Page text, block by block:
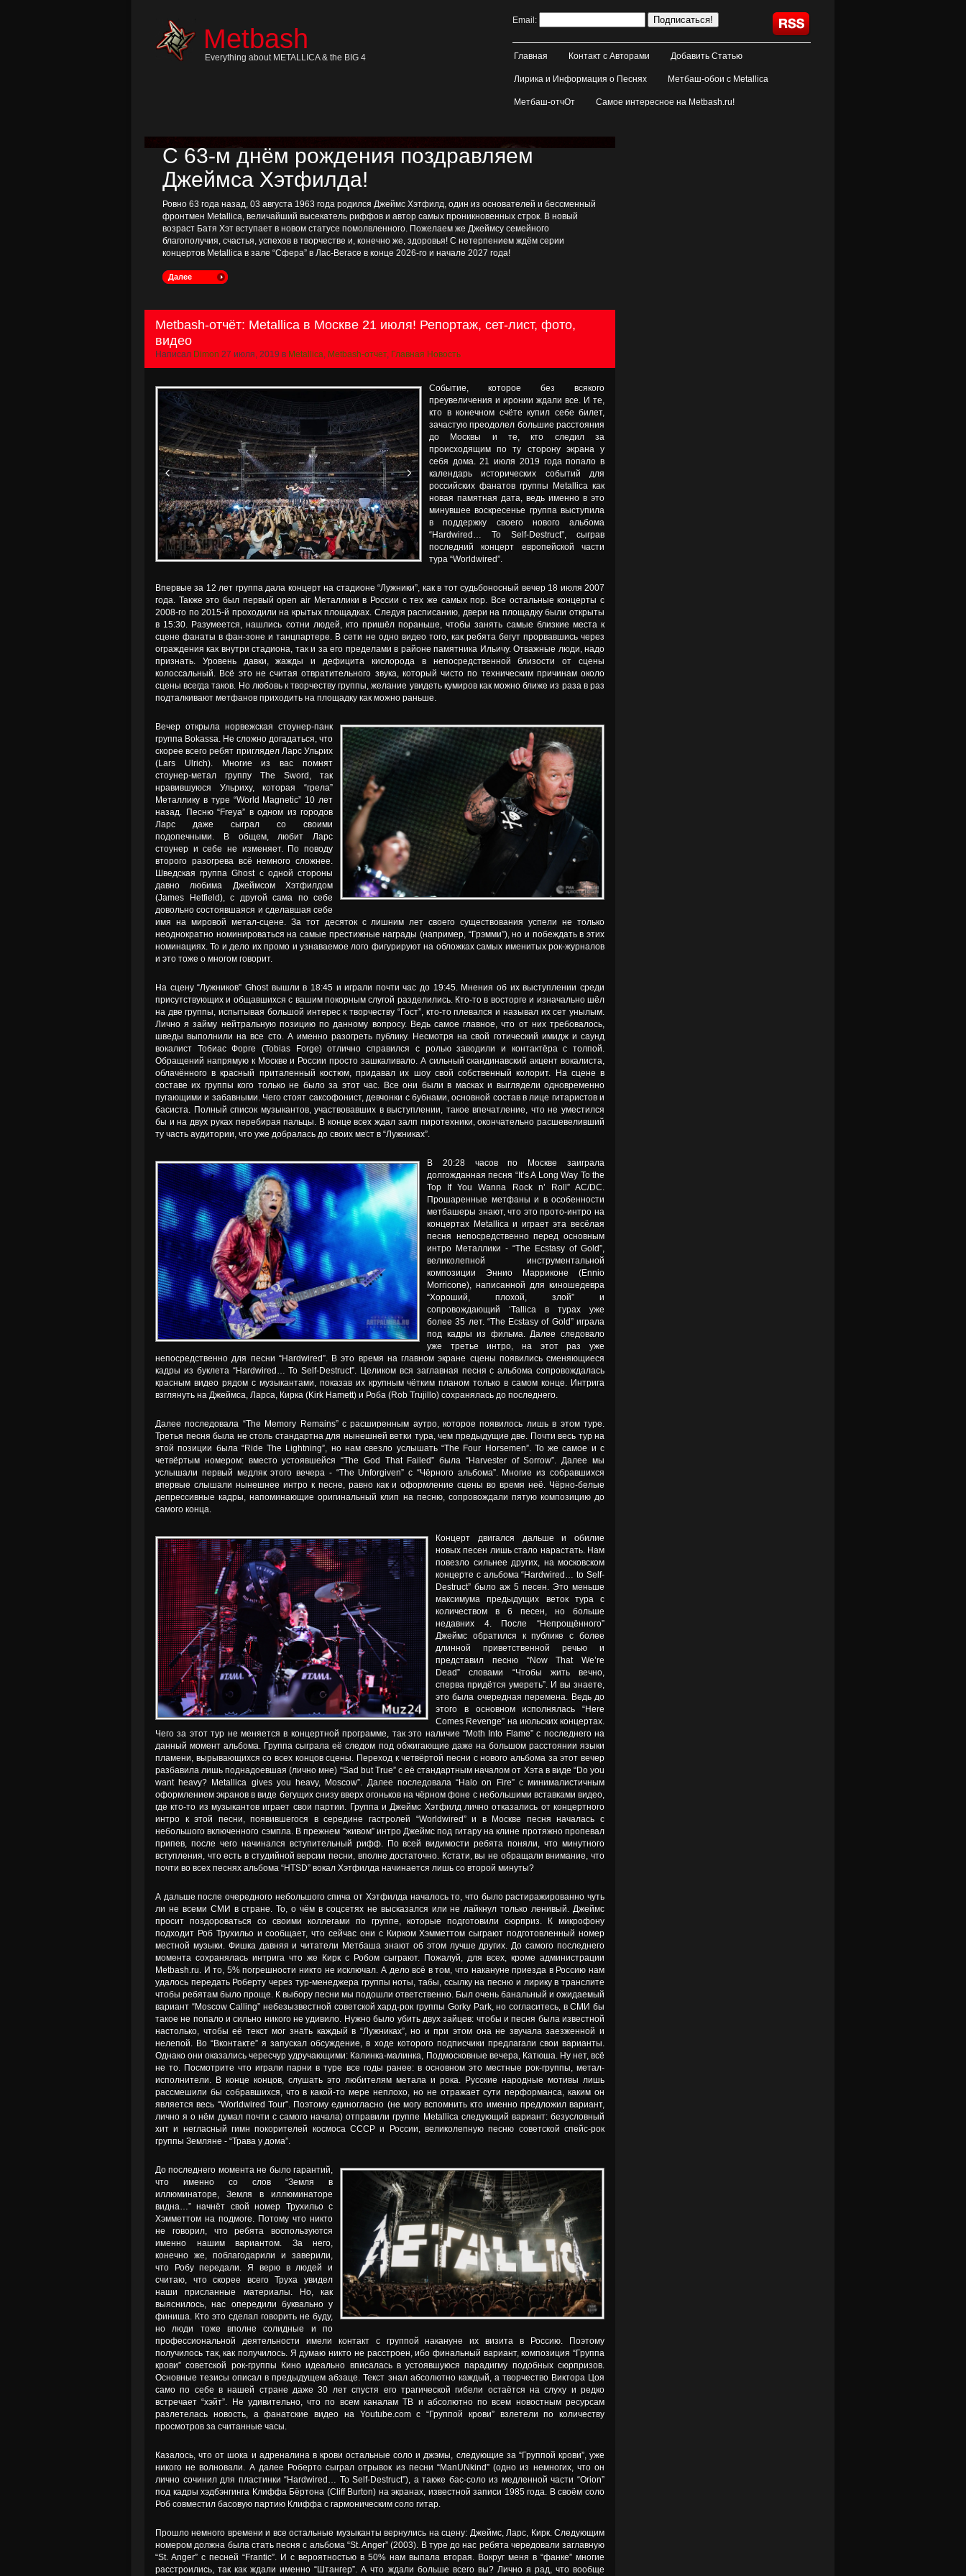
Metbash
Everything about METALLICA & the BIG 4
Email:
Главная Контакт с Авторами Добавить Статью
Лирика и Информация о Песнях Метбаш-обои с Metallica
Метбаш-отчОт Самое интересное на Metbash.ru!
С 63-м днём рождения поздравляем
Джеймса Хэтфилда!
Ровно 63 года назад, 03 августа 1963 года родился Джеймс Хэтфилд, один из основателей и бессменный
фронтмен Metallica, величайший высекатель риффов и автор самых проникновенных строк. В новый
возраст Батя Хэт вступает в новом статусе помолвленного. Пожелаем же Джеймсу семейного
благополучия, счастья, успехов в творчестве и, конечно же, здоровья! С нетерпением ждём серии
концертов Metallica в зале “Сфера” в Лас-Вегасе в конце 2026-го и начале 2027 года!
Далее
Metbash-отчёт: Metallica в Москве 21 июля! Репортаж, сет-лист, фото,
видео
Написал Dimon 27 июля, 2019 в Metallica, Metbash-отчет, Главная Новость
Событие, которое без всякого
преувеличения и иронии ждали все. И те,
кто в конечном счёте купил себе билет,
зачастую преодолел большие расстояния
до Москвы и те, кто следил за
происходящим по ту сторону экрана у
себя дома. 21 июля 2019 года попало в
календарь исторических событий для
российских фанатов группы Metallica как
новая памятная дата, ведь именно в это
минувшее воскресенье группа выступила
в поддержку своего нового альбома
“Hardwired… To Self-Destruct”, сыграв
последний концерт европейской части
тура “Worldwired”.
Впервые за 12 лет группа дала концерт на стадионе “Лужники”, как в тот судьбоносный вечер 18 июля 2007
года. Также это был первый open air Металлики в России с тех же самых пор. Все остальные концерты с
2008-го по 2015-й проходили на крытых площадках. Следуя расписанию, двери на площадку были открыты
в 15:30. Разумеется, нашлись сотни людей, кто пришёл пораньше, чтобы занять самые близкие места к
сцене фанаты в фан-зоне и танцпартере. В сети не одно видео того, как ребята бегут прорвавшись через
ограждения как внутри стадиона, так и за его пределами в районе памятника Ильичу. Отважные люди, надо
признать. Уровень давки, жажды и дефицита кислорода в непосредственной близости от сцены
колоссальный. Всё это не считая отвратительного звука, который чисто по техническим причинам около
сцены всегда таков. Но любовь к творчеству группы, желание увидеть кумиров как можно ближе из раза в раз
подталкивают метфанов приходить на площадку как можно раньше.
Вечер открыла норвежская стоунер-панк
группа Bokassa. Не сложно догадаться, что
скорее всего ребят приглядел Ларс Ульрих
(Lars Ulrich). Многие из вас помнят
стоунер-метал группу The Sword, так
нравившуюся Ульриху, которая “грела”
Металлику в туре “World Magnetic” 10 лет
назад. Песню “Freya” в одном из городов
Ларс даже сыграл со своими
подопечными. В общем, любит Ларс
стоунер и себе не изменяет. По поводу
второго разогрева всё немного сложнее.
Шведская группа Ghost с одной стороны
давно любима Джеймсом Хэтфилдом
(James Hetfield), с другой сама по себе
довольно состоявшаяся и сделавшая себе
имя на мировой метал-сцене. За тот десяток с лишним лет своего существования успели не только
неоднократно номинироваться на самые престижные награды (например, “Грэмми”), но и побеждать в этих
номинациях. То и дело их промо и узнаваемое лого фигурируют на обложках самых именитых рок-журналов
и это тоже о многом говорит.
На сцену “Лужников” Ghost вышли в 18:45 и играли почти час до 19:45. Мнения об их выступлении среди
присутствующих и общавшихся с вашим покорным слугой разделились. Кто-то в восторге и изначально шёл
на две группы, испытывая большой интерес к творчеству “Гост”, кто-то плевался и называл их сет унылым.
Лично я займу нейтральную позицию по данному вопросу. Ведь самое главное, что от них требовалось,
шведы выполнили на все сто. А именно разогреть публику. Несмотря на свой готический имидж и саунд
вокалист Тобиас Форге (Tobias Forge) отлично справился с ролью заводили и контактёра с толпой.
Обращений напрямую к Москве и России просто зашкаливало. А сильный скандинавский акцент вокалиста,
облачённого в красный приталенный костюм, придавал их шоу свой собственный колорит. На сцене в
составе их группы кого только не было за этот час. Все они были в масках и выглядели одновременно
пугающими и забавными. Чего стоят саксофонист, девчонки с бубнами, основной состав в лице гитаристов и
басиста. Полный список музыкантов, участвовавших в выступлении, такое впечатление, что не уместился
бы и на двух руках перебирая пальцы. В конце всех ждал залп пиротехники, окончательно расшевеливший
ту часть аудитории, что уже добралась до своих мест в “Лужниках”.
В 20:28 часов по Москве заиграла
долгожданная песня “It’s A Long Way To the
Top If You Wanna Rock n’ Roll” AC/DC.
Прошаренные метфаны и в особенности
метбашеры знают, что это прото-интро на
концертах Metallica и играет эта весёлая
песня непосредственно перед основным
интро Металлики - “The Ecstasy of Gold”,
великолепной инструментальной
композиции Эннио Марриконе (Ennio
Morricone), написанной для киношедевра
“Хороший, плохой, злой” и
сопровождающий ‘Tallica в турах уже
более 35 лет. “The Ecstasy of Gold” играла
под кадры из фильма. Далее следовало
уже третье интро, на этот раз уже
непосредственно для песни “Hardwired”. В это время на главном экране сцены появились сменяющиеся
кадры из буклета “Hardwired… To Self-Destruct”. Целиком вся заглавная песня с альбома сопровождалась
красным видео рядом с музыкантами, показав их крупным чётким планом только в самом конце. Интрига
взглянуть на Джеймса, Ларса, Кирка (Kirk Hamett) и Роба (Rob Trujillo) сохранялась до последнего.
Далее последовала “The Memory Remains” с расширенным аутро, которое появилось лишь в этом туре.
Третья песня была не столь стандартна для нынешней ветки тура, чем предыдущие две. Почти весь тур на
этой позиции была “Ride The Lightning”, но нам свезло услышать “The Four Horsemen”. То же самое и с
четвёртым номером: вместо устоявшейся “The God That Failed” была “Harvester of Sorrow”. Далее мы
услышали первый медляк этого вечера - “The Unforgiven” с “Чёрного альбома”. Многие из собравшихся
впервые слышали нынешнее интро к песне, равно как и оформление сцены во время неё. Чёрно-белые
депрессивные кадры, напоминающие оригинальный клип на песню, сопровождали пятую композицию до
самого конца.
Концерт двигался дальше и обилие
новых песен лишь стало нарастать. Нам
повезло сильнее других, на московском
концерте с альбома “Hardwired… to Self‐
Destruct” было аж 5 песен. Это меньше
максимума предыдущих веток тура с
количеством в 6 песен, но больше
недавних 4. После “Непрощённого”
Джеймс обратился к публике с более
длинной приветственной речью и
представил песню “Now That We’re
Dead” словами “Чтобы жить вечно,
сперва придётся умереть”. И вы знаете,
это была очередная перемена. Ведь до
этого в основном исполнялась “Here
Comes Revenge” на июльских концертах.
Чего за этот тур не меняется в концертной программе, так это наличие “Moth Into Flame” с последнего на
данный момент альбома. Группа сыграла её следом под обжигающие даже на большом расстоянии языки
пламени, вырывающихся со всех концов сцены. Переход к четвёртой песни с нового альбома за этот вечер
разбавила лишь поднадоевшая (лично мне) “Sad but True” с её стандартным началом от Хэта в виде “Do you
want heavy? Metallica gives you heavy, Moscow”. Далее последовала “Halo on Fire” с минималистичным
оформлением экранов в виде бегущих снизу вверх огоньков на чёрном фоне с небольшими вставками видео,
где кто-то из музыкантов играет свои партии. Группа и Джеймс Хэтфилд лично отказались от концертного
интро к этой песни, появившегося в середине гастролей “Worldwired” и в Москве песня началась с
небольшого включенного сэмпла. В прежнем “живом” интро Джеймс под гитару на клине протяжно пропевал
припев, после чего начинался вступительный рифф. По всей видимости ребята поняли, что минутного
вступления, что есть в студийной версии песни, вполне достаточно. Кстати, вы не обращали внимание, что
почти во всех песнях альбома “HTSD” вокал Хэтфилда начинается лишь со второй минуты?
А дальше после очередного небольшого спича от Хэтфилда началось то, что было растиражированно чуть
ли не всеми СМИ в стране. То, о чём в соцсетях не высказался или не лайкнул только ленивый. Джеймс
просит поздороваться со своими коллегами по группе, которые подготовили сюрприз. К микрофону
подходит Роб Трухильо и сообщает, что сейчас они с Кирком Хэмметтом сыграют подготовленный номер
местной музыки. Фишка давняя и читатели Метбаша знают об этом лучше других. До самого последнего
момента сохранялась интрига что же Кирк с Робом сыграют. Пожалуй, для всех, кроме администрации
Metbash.ru. И то, 5% погрешности никто не исключал. А дело всё в том, что накануне приезда в Россию нам
удалось передать Роберту через тур-менеджера группы ноты, табы, ссылку на песню и лирику в транслите
чтобы ребятам было проще. К выбору песни мы подошли ответственно. Был очень банальный и ожидаемый
вариант “Moscow Calling” небезызвестной советской хард-рок группы Gorky Park, но согласитесь, в СМИ бы
такое не попало и сильно никого не удивило. Нужно было убить двух зайцев: чтобы и песня была известной
настолько, чтобы её текст мог знать каждый в “Лужниках”, но и при этом она не звучала заезженной и
нелепой. Во “Вконтакте” я запускал обсуждение, в ходе которого подписчики предлагали свои варианты.
Однако они оказались чересчур удручающими: Калинка-малинка, Подмосковные вечера, Катюша. Ну нет, всё
не то. Посмотрите что играли парни в туре все годы ранее: в основном это местные рок-группы, метал-
исполнители. В конце концов, слушать это любителям метала и рока. Русские народные мотивы лишь
рассмешили бы собравшихся, что в какой-то мере неплохо, но не отражает сути перформанса, каким он
является весь “Worldwired Tour”. Поэтому единогласно (не могу вспомнить кто именно предложил вариант,
лично я о нём думал почти с самого начала) отправили группе Metallica следующий вариант: безусловный
хит и негласный гимн покорителей космоса СССР и России, великолепную песню советской спейс-рок
группы Земляне - “Трава у дома”.
До последнего момента не было гарантий,
что именно со слов “Земля в
иллюминаторе, Земля в иллюминаторе
видна…” начнёт свой номер Трухильо с
Хэмметтом на подмоге. Потому что никто
не говорил, что ребята воспользуются
именно нашим вариантом. За него,
конечно же, поблагодарили и заверили,
что Робу передали. Я верю в людей и
считаю, что скорее всего Труха увидел
наши присланные материалы. Но, как
выяснилось, нас опередили буквально у
финиша. Кто это сделал говорить не буду,
но люди тоже вполне солидные и по
профессиональной деятельности имели контакт с группой накануне их визита в Россию. Поэтому
получилось так, как получилось. Я думаю никто не расстроен, ибо финальный вариант, композиция “Группа
крови” советской рок-группы Кино идеально вписалась в устоявшуюся парадигму подобных сюрпризов.
Основные тезисы описал в предыдущем абзаце. Текст знал абсолютно каждый, а творчество Виктора Цоя
само по себе в нашей стране даже 30 лет спустя его трагической гибели остаётся на слуху и редко
встречает “хэйт”. Не удивительно, что по всем каналам ТВ и абсолютно по всем новостным ресурсам
разлетелась новость, а фанатские видео на Youtube.com с “Группой крови” взлетели по количеству
просмотров за считанные часы.
Казалось, что от шока и адреналина в крови остальные соло и джэмы, следующие за “Группой крови”, уже
никого не волновали. А далее Роберто сыграл отрывок из песни “ManUNkind” (одно из немногих, что он
лично сочинил для пластинки “Hardwired… To Self-Destruct”), а также бас-соло из медленной части “Orion”
под кадры хэдбэнгинга Клиффа Бёртона (Cliff Burton) на экранах, известной записи 1985 года. В своём соло
Роб совместил басовую партию Клиффа с гармоническим соло гитар.
Прошло немного времени и все остальные музыканты вернулись на сцену: Джеймс, Ларс, Кирк. Следующим
номером должна была стать песня с альбома “St. Anger” (2003). В туре до нас ребята чередовали заглавную
“St. Anger” с песней “Frantic”. И с вероятностью в 50% нам выпала вторая. Вокруг меня в “фанке” многие
расстроились, так как ждали именно “Штангер”. А что ждали больше всего вы? Лично я рад, что вообще